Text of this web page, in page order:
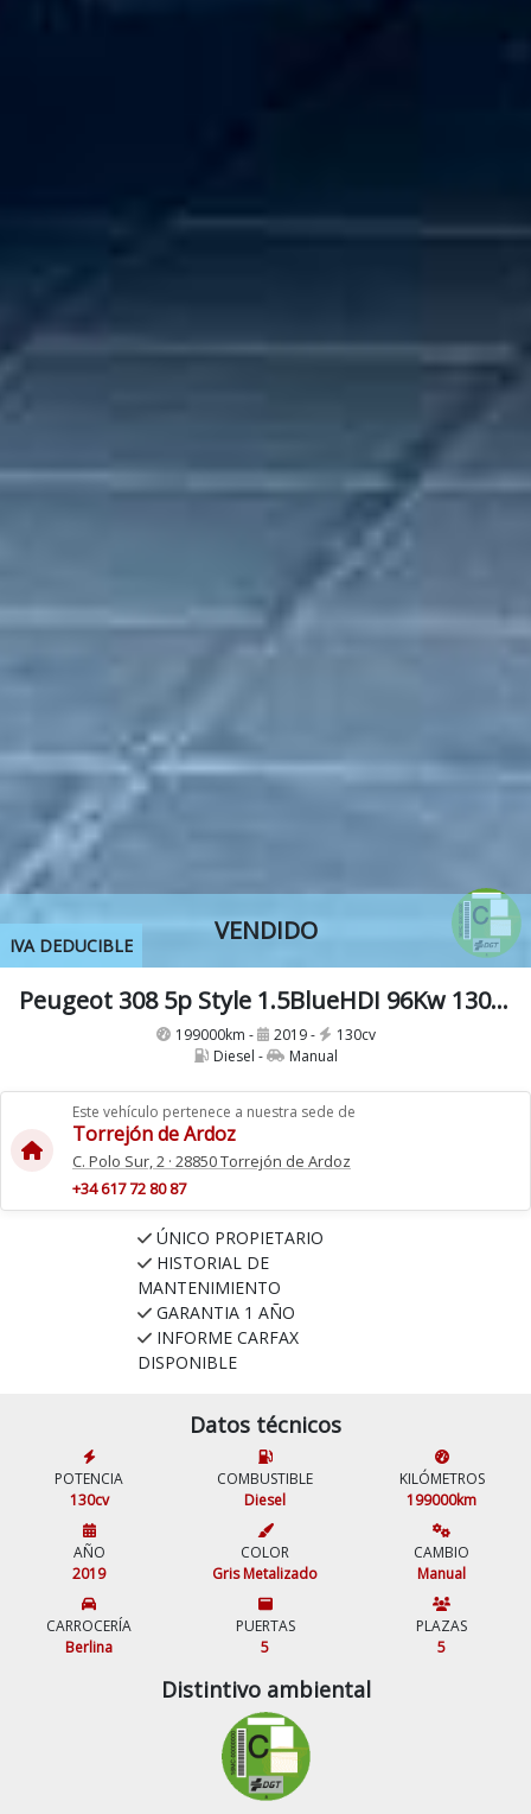
VENDIDO
IVA DEDUCIBLE
Peugeot 308 5p Style 1.5BlueHDI 96Kw 130Cv
199000km - 2019 -
130cv
Diesel -
Manual
Este vehículo pertenece a nuestra sede de
Torrejón de Ardoz
C. Polo Sur, 2 · 28850 Torrejón de Ardoz
+34 617 72 80 87
ÚNICO PROPIETARIO
HISTORIAL DE
MANTENIMIENTO
GARANTIA 1 AÑO
INFORME CARFAX
DISPONIBLE
Datos técnicos
POTENCIA
130cv
COMBUSTIBLE
Diesel
KILÓMETROS
199000km
AÑO
2019
COLOR
Gris Metalizado
CAMBIO
Manual
CARROCERÍA
Berlina
PUERTAS
5
PLAZAS
5
Distintivo ambiental